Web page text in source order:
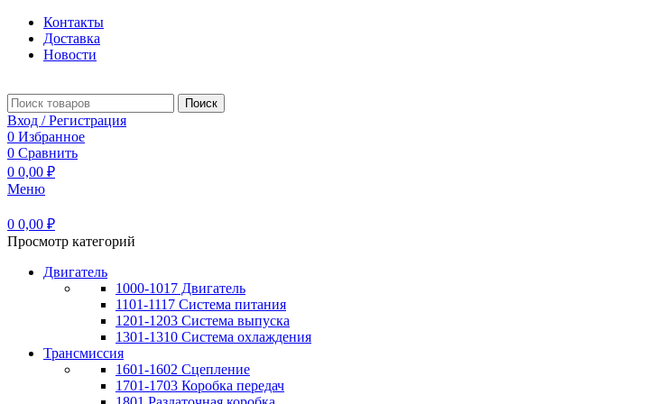
Контакты
Доставка
Новости
Поиск
Вход / Регистрация
0 Избранное
0 Сравнить
0 0,00 ₽
Меню
0 0,00 ₽
Просмотр категорий
Двигатель
1000-1017 Двигатель
1101-1117 Система питания
1201-1203 Система выпуска
1301-1310 Система охлаждения
Трансмиссия
1601-1602 Сцепление
1701-1703 Коробка передач